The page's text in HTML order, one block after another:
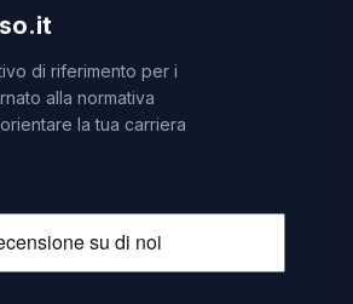
di riferimento per i
alla normativa
la tua carriera